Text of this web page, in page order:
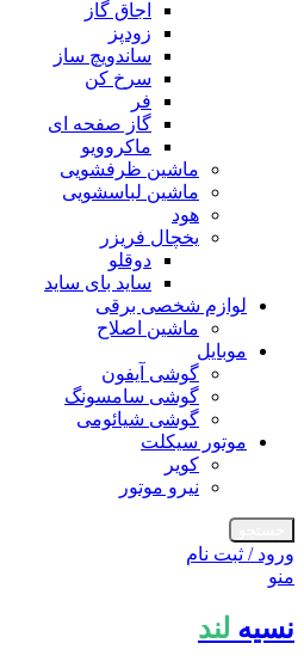
اجاق گاز
زودپز
ساندویچ ساز
سرخ کن
فر
گاز صفحه ای
ماکروویو
ماشین ظرفشویی
ماشین لباسشویی
هود
یخچال فریزر
دوقلو
ساید بای ساید
لوازم شخصی برقی
ماشین اصلاح
موبایل
گوشی آیفون
گوشی سامسونگ
گوشی شیائومی
موتور سیکلت
کویر
نیرو موتور
ورود / ثبت نام
منو
نسیه لند